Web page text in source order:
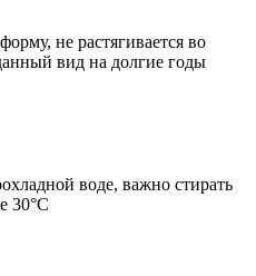
не растягивается во
вид на долгие годы
воде, важно стирать
30°C